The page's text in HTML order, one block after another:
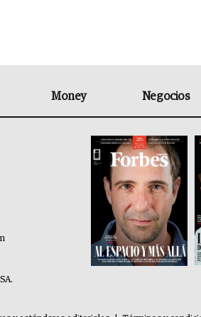
Money Negocios